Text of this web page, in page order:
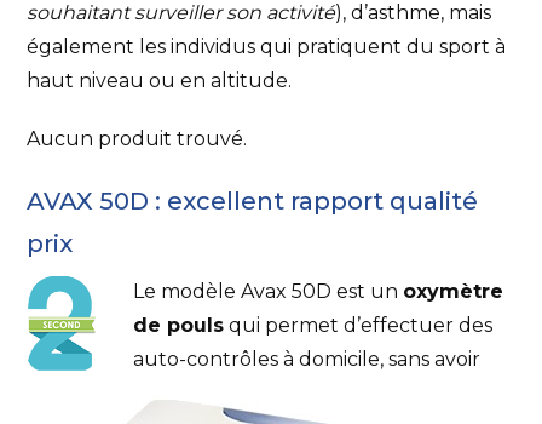
souhaitant surveiller son activité), d’asthme, mais
également les individus qui pratiquent du sport à
haut niveau ou en altitude.
Aucun produit trouvé.
AVAX 50D : excellent rapport qualité
prix
Le modèle Avax 50D est un oxymètre
de pouls qui permet d’effectuer des
auto-contrôles à domicile, sans avoir